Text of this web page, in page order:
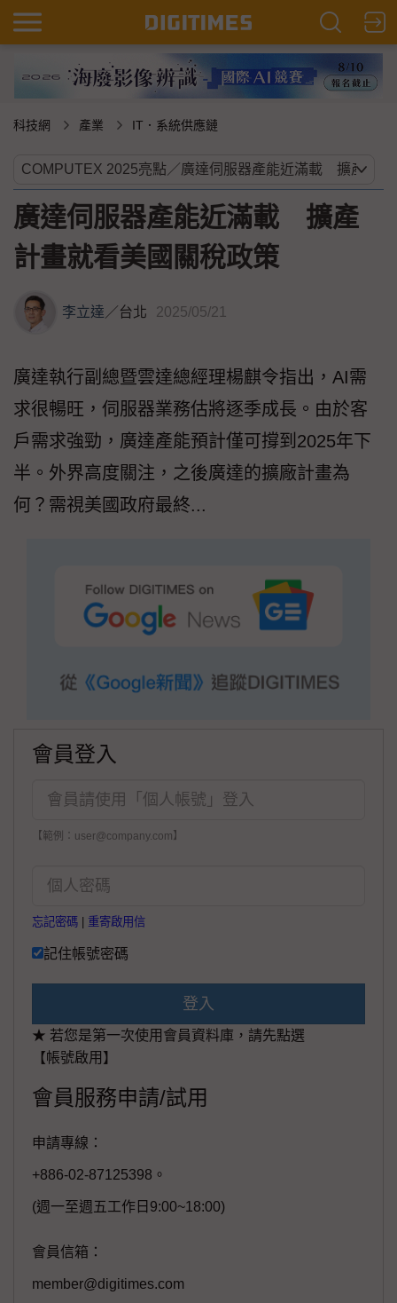
科技網 產業 IT．系統供應鏈
廣達伺服器產能近滿載 擴產
計畫就看美國關稅政策
李立達／台北 2025/05/21
廣達執行副總暨雲達總經理楊麒令指出，AI需
求很暢旺，伺服器業務估將逐季成長。由於客
戶需求強勁，廣達產能預計僅可撐到2025年下
半。外界高度關注，之後廣達的擴廠計畫為
何？需視美國政府最終...
會員登入
【範例：user@company.com】
忘記密碼 重寄啟用信
記住帳號密碼
登入
★ 若您是第一次使用會員資料庫，請先點選
【帳號啟用】
會員服務申請/試用
申請專線：
+886-02-87125398。
(週一至週五工作日9:00~18:00)
會員信箱：
member@digitimes.com